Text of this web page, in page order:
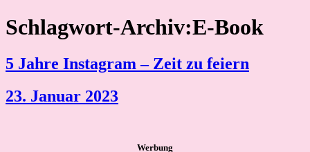
Schlagwort-Archiv:E-Book
5 Jahre Instagram – Zeit zu feiern
23. Januar 2023
Werbung